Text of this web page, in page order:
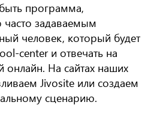
программа,
задаваемым
человек, который будет
center и отвечать на
онлайн. На сайтах наших
Jivosite или создаем
сценарию.